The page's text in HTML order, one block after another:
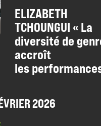
ELIZABETH
TCHOUNGUI « La
diversité de
accroît
les
2026